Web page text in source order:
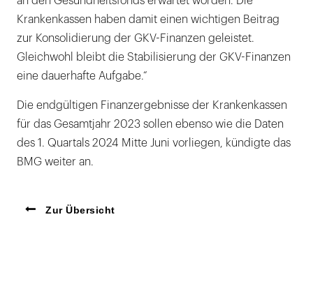
Krankenkassen haben damit einen wichtigen Beitrag
zur Konsolidierung der GKV-Finanzen geleistet.
Gleichwohl bleibt die Stabilisierung der GKV-Finanzen
eine dauerhafte Aufgabe.“
Die endgültigen Finanzergebnisse der Krankenkassen
für das Gesamtjahr 2023 sollen ebenso wie die Daten
des 1. Quartals 2024 Mitte Juni vorliegen, kündigte das
BMG weiter an.
Zur Übersicht